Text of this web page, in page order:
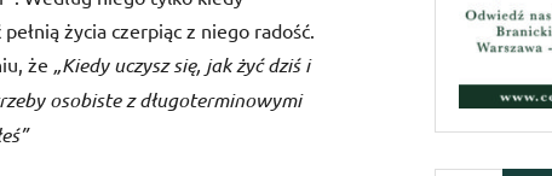
życia czerpiąc z niego radość.
że „Kiedy uczysz się, jak żyć dziś i
osobiste z długoterminowymi